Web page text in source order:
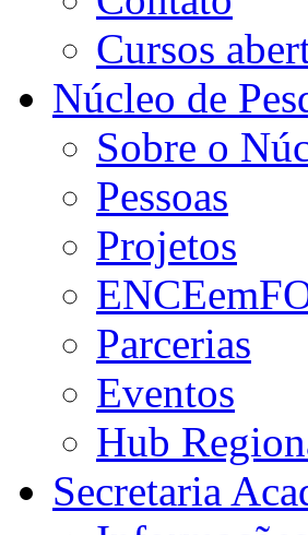
Cursos
Núcleo de
Sobre o
Pessoas
Projetos
Parcerias
Eventos
Hub
Secretaria